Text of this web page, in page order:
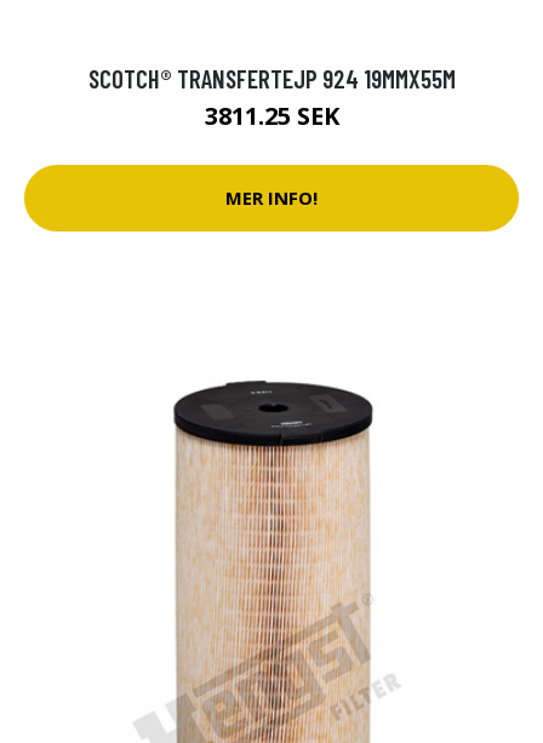
SCOTCH® TRANSFERTEJP 924 19MMX55M
3811.25 SEK
MER INFO!